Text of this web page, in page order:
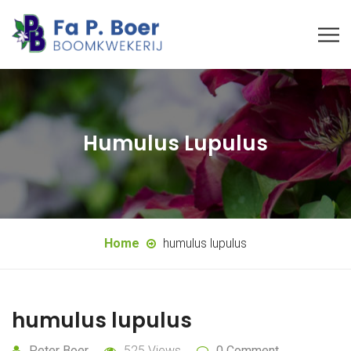
Humulus Lupulus
Home humulus lupulus
humulus lupulus